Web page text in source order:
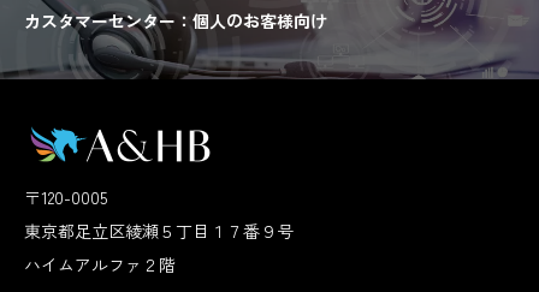
カスタマーセンター：個人のお客様向け
〒120-0005
東京都足立区綾瀬５丁目１７番９号
ハイムアルファ２階